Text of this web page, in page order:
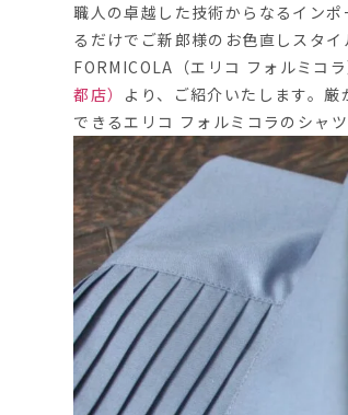
職人の卓越した技術からなるインポ
るだけでご新郎様のお色直しスタ
FORMICOLA （エリコ フォルミコ
都店） より、ご紹介いたします。
できるエリコ フォルミコラのシャ